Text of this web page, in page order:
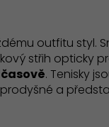
outfitu styl.
střih opticky
. Tenisky
a